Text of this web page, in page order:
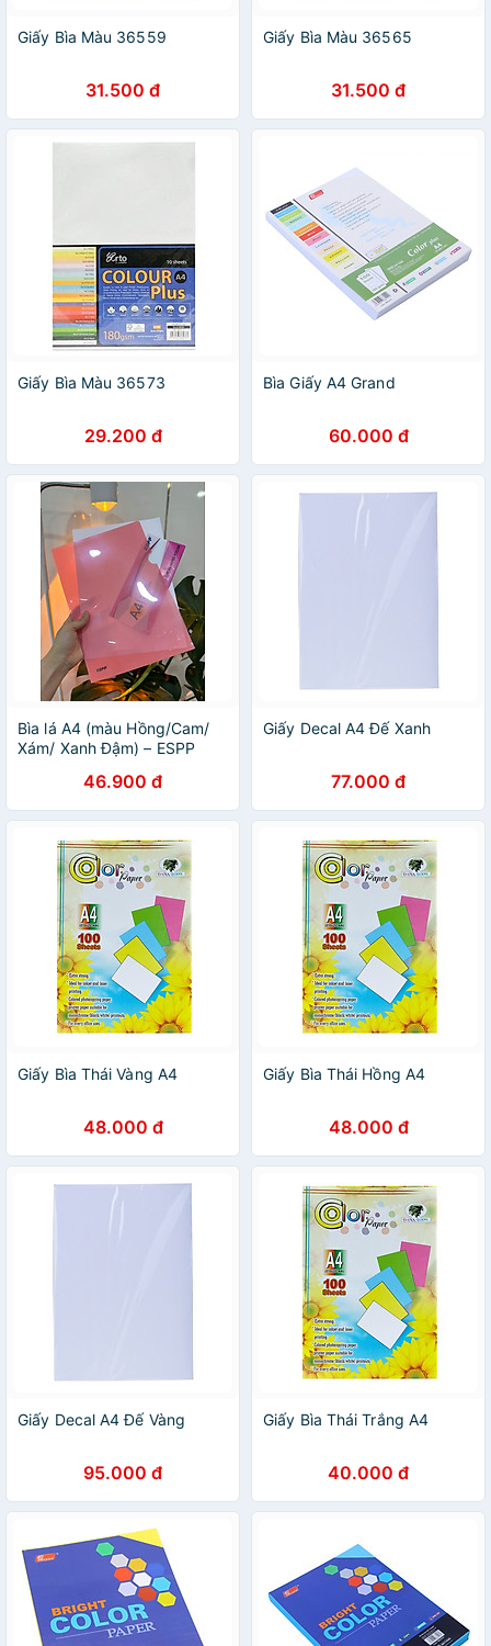
Giấy Bìa Màu 36559
31.500 đ
Giấy Bìa Màu 36565
31.500 đ
Giấy Bìa Màu 36573
29.200 đ
Bìa Giấy A4 Grand
60.000 đ
Bìa lá A4 (màu Hồng/Cam/
Xám/ Xanh Đậm) – ESPP
46.900 đ
Giấy Decal A4 Đế Xanh
77.000 đ
Giấy Bìa Thái Vàng A4
48.000 đ
Giấy Bìa Thái Hồng A4
48.000 đ
Giấy Decal A4 Đế Vàng
95.000 đ
Giấy Bìa Thái Trắng A4
40.000 đ